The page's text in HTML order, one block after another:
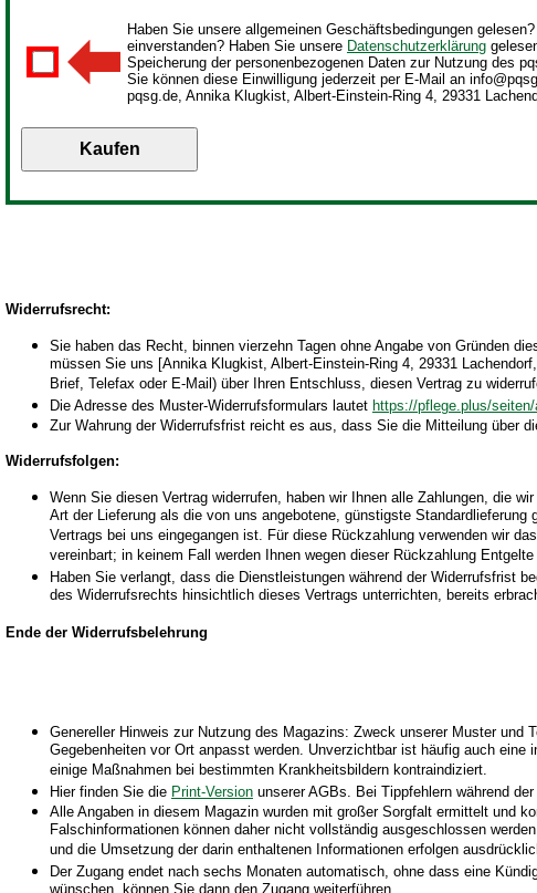
Haben Sie unsere allgemeinen Geschäftsbedingungen
einverstanden? Haben Sie unsere Datenschutzerklärung
Speicherung der personenbezogenen Daten zur Nutzung des
Sie können diese Einwilligung jederzeit per E-Mail an
pqsg.de, Annika Klugkist, Albert-Einstein-Ring 4, 29331
Widerrufsrecht:
Sie haben das Recht, binnen vierzehn Tagen ohne Angabe von Gründen
müssen Sie uns [Annika Klugkist, Albert-Einstein-Ring 4, 29331
Brief, Telefax oder E-Mail) über Ihren Entschluss, diesen Vertrag zu
Die Adresse des Muster-Widerrufsformulars lautet https://pflege.plus/
Zur Wahrung der Widerrufsfrist reicht es aus, dass Sie die Mitteilung über
Widerrufsfolgen:
Wenn Sie diesen Vertrag widerrufen, haben wir Ihnen alle Zahlungen, die
Art der Lieferung als die von uns angebotene, günstigste
Vertrags bei uns eingegangen ist. Für diese Rückzahlung verwenden wir
vereinbart; in keinem Fall werden Ihnen wegen dieser Rückzahlung
Haben Sie verlangt, dass die Dienstleistungen während der Widerrufsfrist
des Widerrufsrechts hinsichtlich dieses Vertrags unterrichten, bereits
Ende der Widerrufsbelehrung
Genereller Hinweis zur Nutzung des Magazins: Zweck unserer Muster
Gegebenheiten vor Ort anpasst werden. Unverzichtbar ist häufig auch
einige Maßnahmen bei bestimmten Krankheitsbildern kontraindiziert.
Hier finden Sie die Print-Version unserer AGBs. Bei Tippfehlern während
Alle Angaben in diesem Magazin wurden mit großer Sorgfalt ermittelt und
Falschinformationen können daher nicht vollständig ausgeschlossen
und die Umsetzung der darin enthaltenen Informationen erfolgen
Der Zugang endet nach sechs Monaten automatisch, ohne dass eine